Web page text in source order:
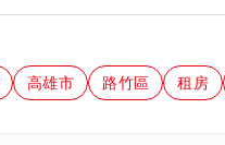
高雄市 路竹區 租房